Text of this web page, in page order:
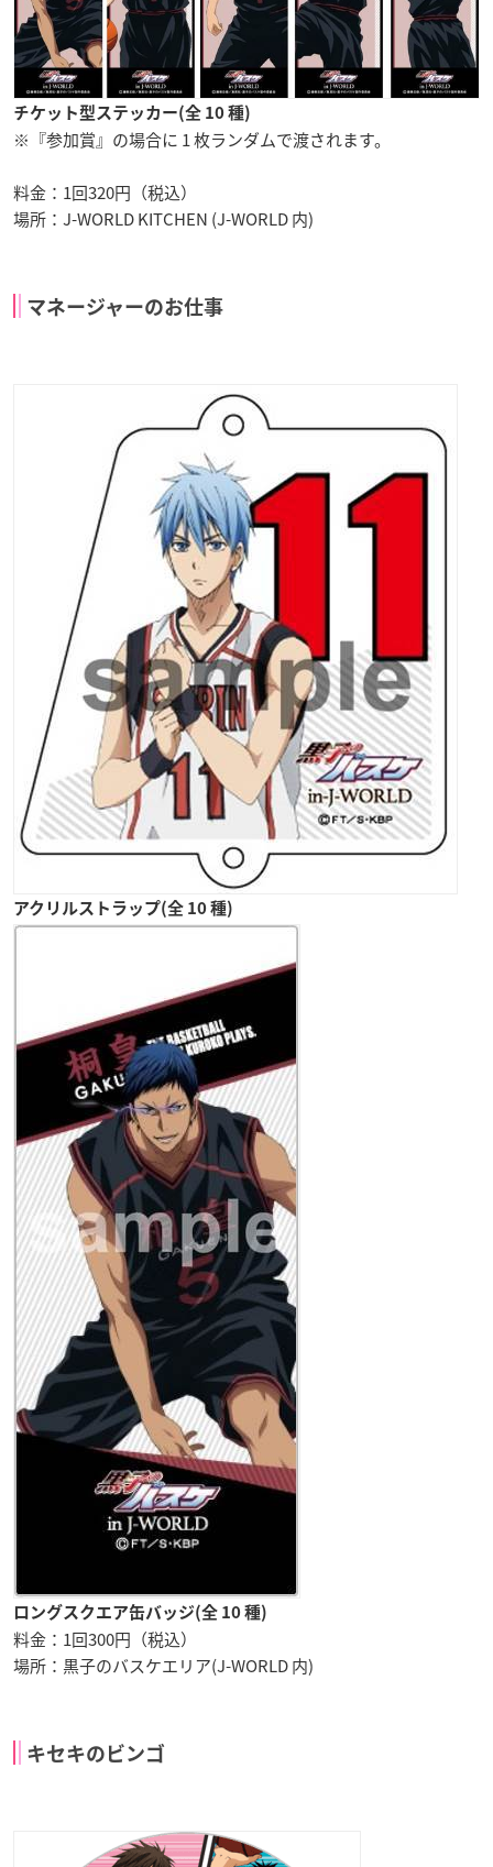
チケット型ステッカー(全 10 種)
※『参加賞』の場合に 1 枚ランダムで渡されます。
料金：1回320円（税込）
場所：J-WORLD KITCHEN (J-WORLD 内)
マネージャーのお仕事
アクリルストラップ(全 10 種)
ロングスクエア缶バッジ(全 10 種)
料金：1回300円（税込）
場所：黒子のバスケエリア(J-WORLD 内)
キセキのビンゴ